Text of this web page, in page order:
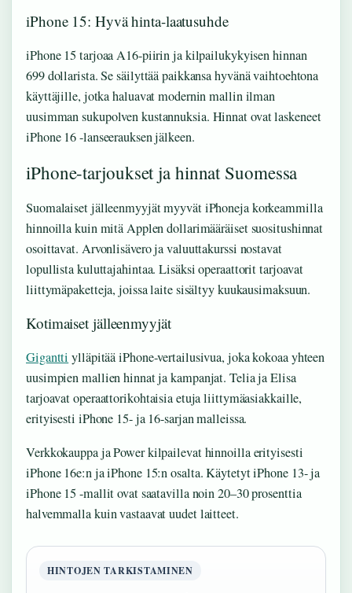
iPhone 15: Hyvä hinta-laatusuhde
iPhone 15 tarjoaa A16-piirin ja kilpailukykyisen hinnan
699 dollarista. Se säilyttää paikkansa hyvänä vaihtoehtona
käyttäjille, jotka haluavat modernin mallin ilman
uusimman sukupolven kustannuksia. Hinnat ovat laskeneet
iPhone 16 -lanseerauksen jälkeen.
iPhone-tarjoukset ja hinnat Suomessa
Suomalaiset jälleenmyyjät myyvät iPhoneja korkeammilla
hinnoilla kuin mitä Applen dollarimääräiset suositushinnat
osoittavat. Arvonlisävero ja valuuttakurssi nostavat
lopullista kuluttajahintaa. Lisäksi operaattorit tarjoavat
liittymäpaketteja, joissa laite sisältyy kuukausimaksuun.
Kotimaiset jälleenmyyjät
Gigantti ylläpitää iPhone-vertailusivua, joka kokoaa yhteen
uusimpien mallien hinnat ja kampanjat. Telia ja Elisa
tarjoavat operaattorikohtaisia etuja liittymäasiakkaille,
erityisesti iPhone 15- ja 16-sarjan malleissa.
Verkkokauppa ja Power kilpailevat hinnoilla erityisesti
iPhone 16e:n ja iPhone 15:n osalta. Käytetyt iPhone 13- ja
iPhone 15 -mallit ovat saatavilla noin 20–30 prosenttia
halvemmalla kuin vastaavat uudet laitteet.
HINTOJEN TARKISTAMINEN